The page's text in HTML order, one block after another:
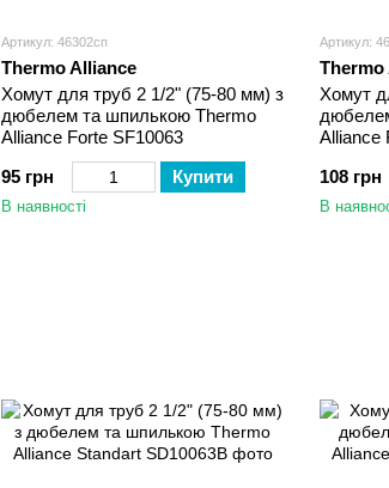
Артикул: 46302сп
Thermo Alliance
Хомут для труб 2 1/2" (75-80 мм) з
дюбелем та шпилькою Thermo
Alliance Forte SF10063
95 грн
Купити
В наявності
Артикул:
Thermo
Хомут
Alliance
108 грн
В